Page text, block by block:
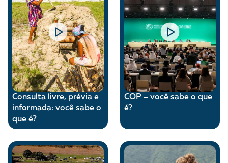
Consulta livre, prévia e
informada: você sabe o
que é?
COP – você sabe o que
é?